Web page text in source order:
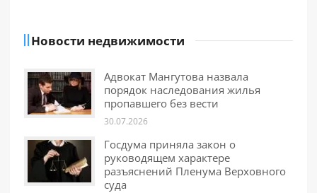
Новости недвижимости
Адвокат Мангутова назвала
порядок наследования жилья
пропавшего без вести
30.07.2026
Госдума приняла закон о
руководящем характере
разъяснений Пленума Верховного
суда